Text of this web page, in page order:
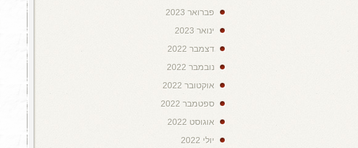
פברואר 2023
ינואר 2023
דצמבר 2022
נובמבר 2022
אוקטובר 2022
ספטמבר 2022
אוגוסט 2022
יולי 2022